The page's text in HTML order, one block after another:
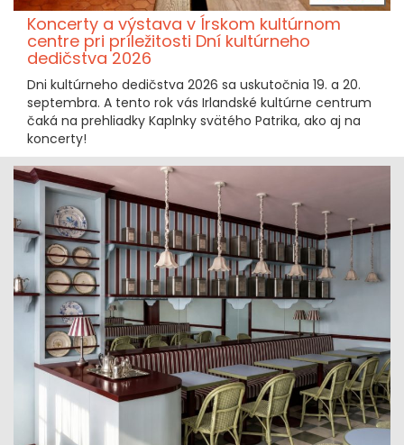
Koncerty a výstava v Írskom kultúrnom
centre pri príležitosti Dní kultúrneho
dedičstva 2026
Dni kultúrneho dedičstva 2026 sa uskutočnia 19. a 20.
septembra. A tento rok vás Irlandské kultúrne centrum
čaká na prehliadky Kaplnky svätého Patrika, ako aj na
koncerty!